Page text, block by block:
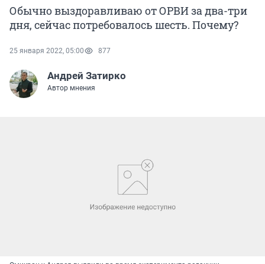
Обычно выздоравливаю от ОРВИ за два-три
дня, сейчас потребовалось шесть. Почему?
25 января 2022, 05:00 877
Андрей Затирко
Автор мнения